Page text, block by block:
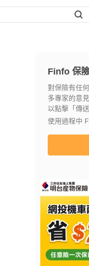
Finfo 保
對保險有任
多專家的意
以點擊「傳
使用過程中